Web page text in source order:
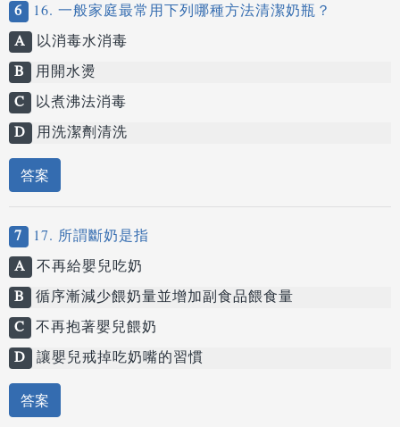
6
16. 一般家庭最常用下列哪種方法清潔奶瓶？
A 以消毒水消毒
B 用開水燙
C 以煮沸法消毒
D 用洗潔劑清洗
答案
7
17. 所謂斷奶是指
A 不再給嬰兒吃奶
B 循序漸減少餵奶量並增加副食品餵食量
C 不再抱著嬰兒餵奶
D 讓嬰兒戒掉吃奶嘴的習慣
答案